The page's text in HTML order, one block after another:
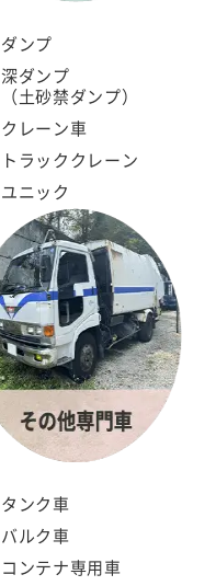
ダンプ
深ダンプ
（土砂禁ダンプ）
クレーン車
トラッククレーン
ユニック
タンク車
バルク車
コンテナ専用車